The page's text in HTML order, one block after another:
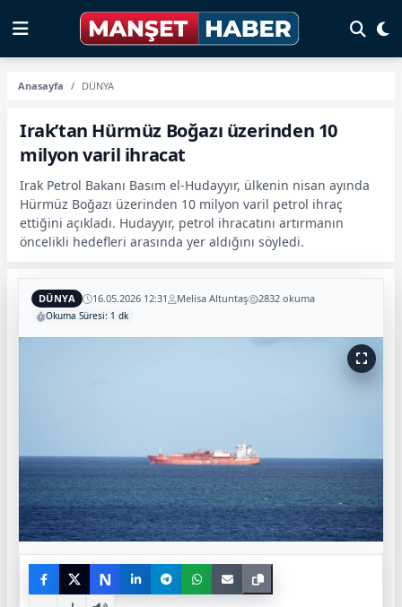
Anasayfa DÜNYA
Irak’tan Hürmüz Boğazı üzerinden 10
milyon varil ihracat
Irak Petrol Bakanı Basım el-Hudayyır, ülkenin nisan ayında
Hürmüz Boğazı üzerinden 10 milyon varil petrol ihraç
ettiğini açıkladı. Hudayyır, petrol ihracatını artırmanın
öncelikli hedefleri arasında yer aldığını söyledi.
DÜNYA 16.05.2026 12:31 Melisa Altuntaş 2832 okuma
Okuma Süresi: 1 dk
N